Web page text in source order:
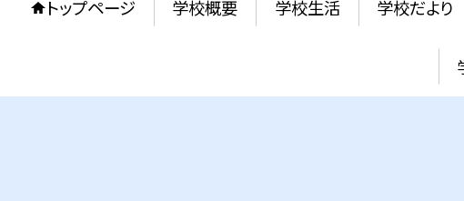
トップページ 学校概要 学校生活 学校だより